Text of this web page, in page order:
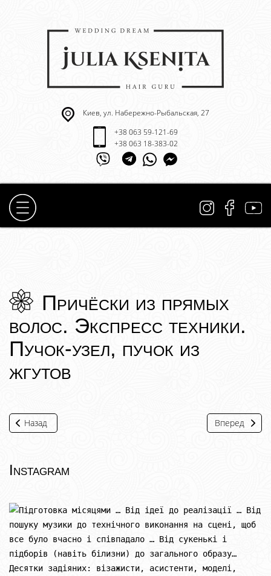
Киев, ул. Набережно-Рыбальская, 27
+38 063 59-121-69
+38 063 18-383-02
Причёски из прямых
волос. Экспресс техники.
Пучок-узел, пучок из
жгутов
Назад Вперед
Instagram